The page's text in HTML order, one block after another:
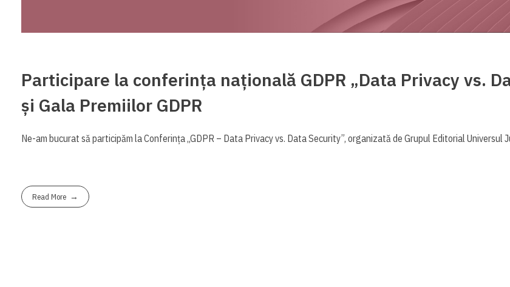
Participare la conferința națională GDPR „Data Privacy vs.
și Gala Premiilor GDPR
Ne-am bucurat să participăm la Conferința „GDPR – Data Privacy vs. Data Security”, organizată de Grupul Editorial Universul
Read More